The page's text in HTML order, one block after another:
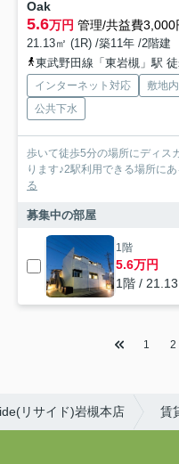
Oak
5.6万円 管理/共益費3,000
21.13㎡ (1R) /築11年 /2階建
東武野田線「東岩槻」駅
インターネット対応 敷地
公共下水
歩いて徒歩5分の場所にディス
ります♪2駅利用できる場所に
る
募集中の部屋
1階
5.6万円
1階 /
1 2
リサイド)岩槻本店 賃